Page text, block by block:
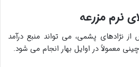
نرم مزرعه
نژادهای پشمی، می تواند منبع درآمد
معمولاً در اوایل بهار انجام می شود.